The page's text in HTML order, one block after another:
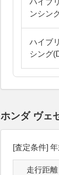
ンシン
ハイブ
シング
ホンダ ヴェ
[査定条件]
走行距離